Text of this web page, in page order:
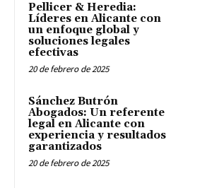
Pellicer & Heredia:
Líderes en Alicante con
un enfoque global y
soluciones legales
efectivas
20 de febrero de 2025
Sánchez Butrón
Abogados: Un referente
legal en Alicante con
experiencia y resultados
garantizados
20 de febrero de 2025